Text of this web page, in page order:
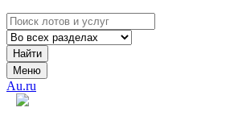
Найти
Меню
Au.ru